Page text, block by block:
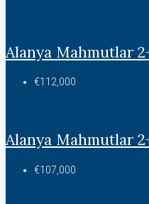
Alanya Mahmutlar
€112,000
Alanya Mahmutlar
€107,000